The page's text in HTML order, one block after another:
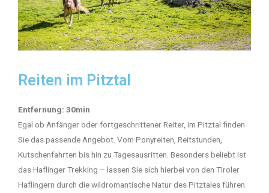
Reiten im Pitztal
Entfernung: 30min
Egal ob Anfänger oder fortgeschrittener Reiter, im Pitztal finden
Sie das passende Angebot. Vom Ponyreiten, Reitstunden,
Kutschenfahrten bis hin zu Tagesausritten. Besonders beliebt ist
das Haflinger Trekking – lassen Sie sich hierbei von den Tiroler
Haflingern durch die wildromantische Natur des Pitztales führen.